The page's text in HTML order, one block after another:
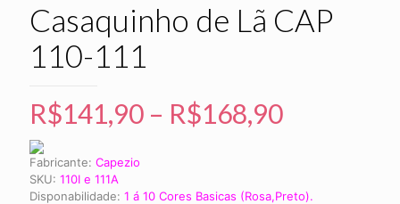
Casaquinho de Lã CAP
110-111
R$141,90 – R$168,90
Fabricante: Capezio
SKU: 110I e 111A
Disponabilidade: 1 á 10 Cores Basicas (Rosa,Preto).